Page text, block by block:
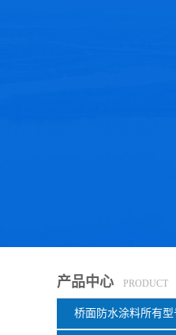
产品中心 PRODUCT
桥面防水涂料所有